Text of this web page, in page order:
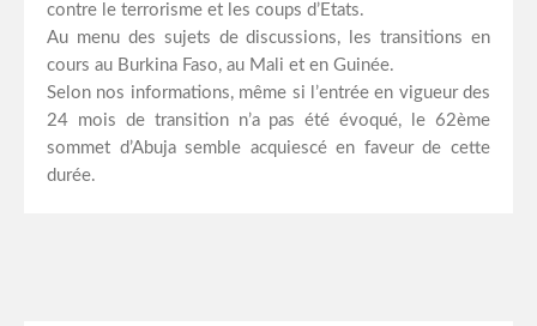
contre le terrorisme et les coups d’Etats.
Au menu des sujets de discussions, les transitions en
cours au Burkina Faso, au Mali et en Guinée.
Selon nos informations, même si l’entrée en vigueur des
24 mois de transition n’a pas été évoqué, le 62ème
sommet d’Abuja semble acquiescé en faveur de cette
durée.